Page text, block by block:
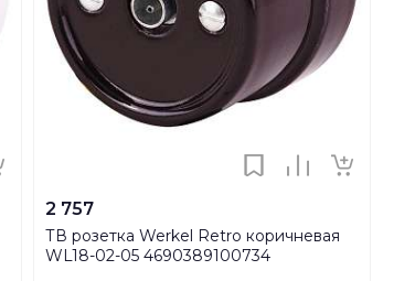
2 757
ТВ розетка Werkel Retro коричневая
WL18-02-05 4690389100734